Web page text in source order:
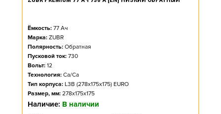
Ёмкость: 77 Ач
Марка: ZUBR
Полярность: Обратная
Пусковой ток: 730
Вольт: 12
Технология: Ca/Ca
Тип корпуса: L3B (278x175x175) EURO
Размер, мм: 278x175x175
Наличие: В наличии